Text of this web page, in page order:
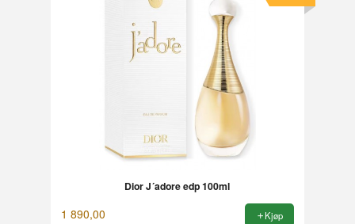
Dior J´adore edp 100ml
1 890,00 Kjøp